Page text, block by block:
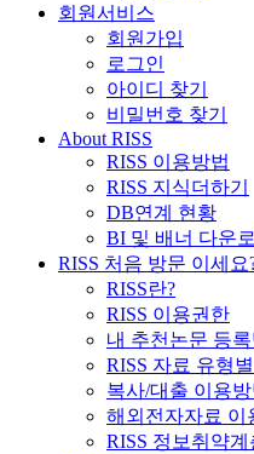
회원서비스
회원가입
로그인
아이디 찾기
비밀번호 찾기
About RISS
RISS 이용방법
RISS 지식더하기
DB연계 현황
BI 및 배너 다운
RISS 처음 방문 이세요
RISS란?
RISS 이용권한
내 추천논문 등록
RISS 자료 유형
복사/대출 이용방
해외전자자료 이
RISS 정보취약